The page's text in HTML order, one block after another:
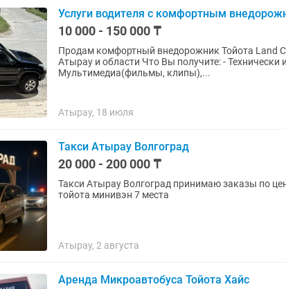
Услуги водителя с комфортным
10 000 - 150 000 ₸
Продам комфортный внедорожник Тойота Land
Атырау и области Что Вы получите: -
Мультимедиа(фильмы, клипы),...
Атырау, 18 июля
Такси Атырау Волгоград
20 000 - 200 000 ₸
Такси Атырау Волгоград принимаю заказы по
тойота минивэн 7 места
Атырау, 2 августа
Аренда Микроавтобуса Тойота Хайс